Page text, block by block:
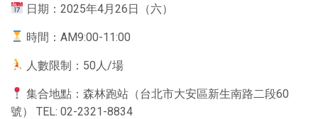
日期：2025年4月26日（六）
時間：AM9:00-11:00
人數限制：50人/場
集合地點：森林跑站（台北市大安區新生南路二段60
號） TEL: 02-2321-8834